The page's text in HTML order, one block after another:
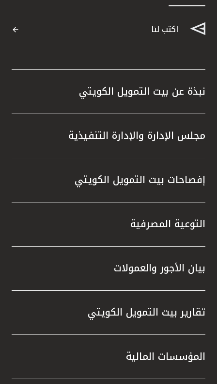
خدمات ما بعد البيع
اتصل بنا
مواقع الفروع وأجهزة الصرف الآلي
ألمانيا
تركيا
مصر
المملكة المتحدة
اكتب لنا
نبذة عن بيت التمويل الكويتي
مجلس الإدارة والإدارة التنفيذية
إفصاحات بيت التمويل الكويتي
التوعية المصرفية
بيان الأجور والعمولات
تقارير بيت التمويل الكويتي
المؤسسات المالية